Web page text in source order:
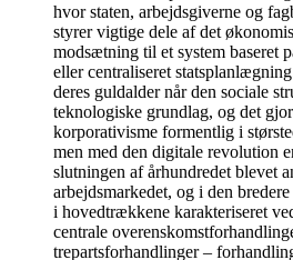
hvor staten, arbejdsgiverne og
styrer vigtige dele af det
modsætning til et system baseret
eller centraliseret
deres guldalder når den sociale
teknologiske grundlag, og det
korporativisme formentlig i
men med den digitale revolution
slutningen af århundredet blevet
arbejdsmarkedet, og i den
i hovedtrækkene karakteriseret
centrale
trepartsforhandlinger –